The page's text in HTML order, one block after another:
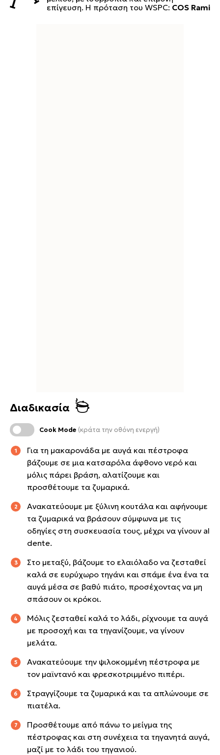
επίγευση. Η πρόταση του WSPC: COS Rami
Διαδικασία
Cook Mode (κράτα την οθόνη ενεργή)
Για τη μακαρονάδα με αυγά και πέστροφα
βάζουμε σε μια κατσαρόλα άφθονο νερό και
μόλις πάρει βράση, αλατίζουμε και
προσθέτουμε τα ζυμαρικά.
Ανακατεύουμε με ξύλινη κουτάλα και αφήνουμε
τα ζυμαρικά να βράσουν σύμφωνα με τις
οδηγίες στη συσκευασία τους, μέχρι να γίνουν al
dente.
Στο μεταξύ, βάζουμε το ελαιόλαδο να ζεσταθεί
καλά σε ευρύχωρο τηγάνι και σπάμε ένα ένα τα
αυγά μέσα σε βαθύ πιάτο, προσέχοντας να μη
σπάσουν οι κρόκοι.
Μόλις ζεσταθεί καλά το λάδι, ρίχνουμε τα αυγά
με προσοχή και τα τηγανίζουμε, να γίνουν
μελάτα.
Ανακατεύουμε την ψιλοκομμένη πέστροφα με
τον μαϊντανό και φρεσκοτριμμένο πιπέρι.
Στραγγίζουμε τα ζυμαρικά και τα απλώνουμε σε
πιατέλα.
Προσθέτουμε από πάνω το μείγμα της
πέστροφας και στη συνέχεια τα τηγανητά αυγά,
μαζί με το λάδι του τηγανιού.